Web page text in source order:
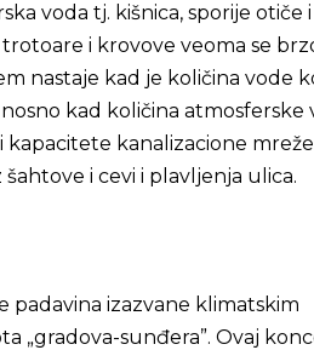
voda tj. kišnica, sporije otiče i
i krovove veoma se
nastaje kad je količina vode
kad količina atmosferske
kapacitete kanalizacione
i cevi i plavljenja ulica.
padavina izazvane klimatskim
„gradova-sunđera”. Ovaj